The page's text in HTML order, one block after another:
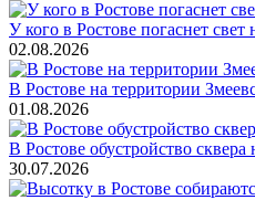
У кого в Ростове погаснет
02.08.2026
В Ростове на территории
01.08.2026
В Ростове обустройство
30.07.2026